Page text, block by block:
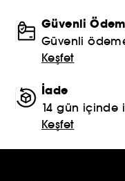
Güvenli
Güvenli
Keşfet
İade
14 gün içinde
Keşfet